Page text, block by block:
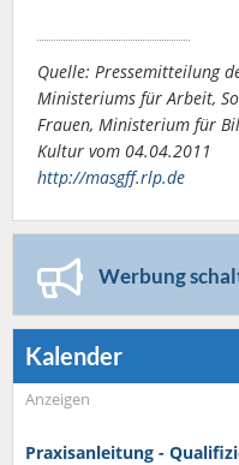
Quelle: Pressemitteilung
Ministeriums für Arbeit,
Frauen, Ministerium für
Kultur vom 04.04.2011
http://masgff.rlp.de
Werbung
Kalender
Anzeigen
Praxisanleitung -